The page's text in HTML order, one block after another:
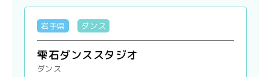
岩手県 ダンス
雫石ダンススタジオ
ダンス